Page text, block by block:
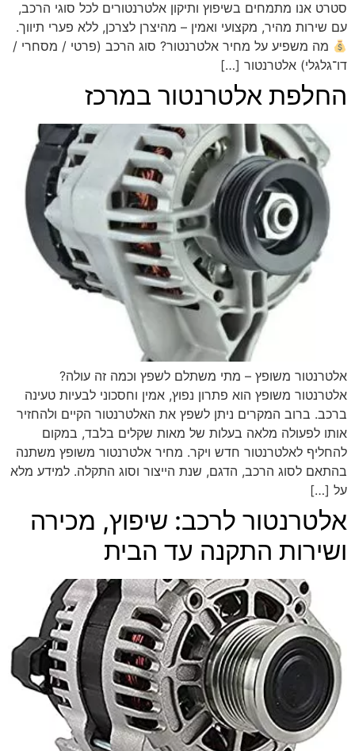
סטרט אנו מתמחים בשיפוץ ותיקון אלטרנטורים לכל סוגי הרכב,
עם שירות מהיר, מקצועי ואמין – מהיצרן לצרכן, ללא פערי תיווך.
מה משפיע על מחיר אלטרנטור? סוג הרכב (פרטי / מסחרי /
דו־גלגלי) אלטרנטור […]
החלפת אלטרנטור במרכז
אלטרנטור משופץ – מתי משתלם לשפץ וכמה זה עולה?
אלטרנטור משופץ הוא פתרון נפוץ, אמין וחסכוני לבעיות טעינה
ברכב. ברוב המקרים ניתן לשפץ את האלטרנטור הקיים ולהחזיר
אותו לפעולה מלאה בעלות של מאות שקלים בלבד, במקום
להחליף לאלטרנטור חדש ויקר. מחיר אלטרנטור משופץ משתנה
בהתאם לסוג הרכב, הדגם, שנת הייצור וסוג התקלה. למידע מלא
על […]
אלטרנטור לרכב: שיפוץ, מכירה
ושירות התקנה עד הבית